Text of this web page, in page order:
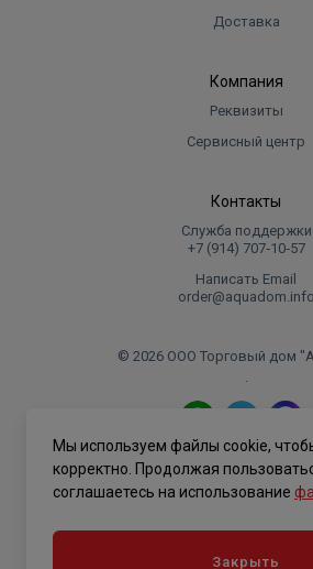
Доставка
Компания
Реквизиты
Сервисный центр
Контакты
Служба поддержки
+7 (914) 707‑10‑57
Написать Email
order@aquadom.info
© 2026 ООО Торговый дом
.
Политика
Мы используем файлы cookie,
корректно. Продолжая
соглашаетесь на использование
Закрыть